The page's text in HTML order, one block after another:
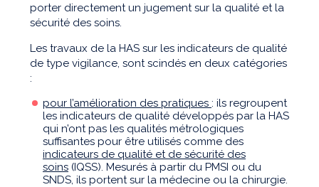
porter directement un jugement sur la qualité et la
sécurité des soins.
Les travaux de la HAS sur les indicateurs de qualité
de type vigilance, sont scindés en deux catégories
:
pour l’amélioration des pratiques : ils regroupent
les indicateurs de qualité développés par la HAS
qui n’ont pas les qualités métrologiques
suffisantes pour être utilisés comme des
indicateurs de qualité et de sécurité des
soins (IQSS). Mesurés à partir du PMSI ou du
SNDS, ils portent sur la médecine ou la chirurgie.